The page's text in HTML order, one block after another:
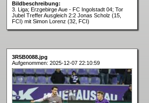
Bildbeschreibung:
3. Liga; Erzgebirge Aue - FC Ingolstadt 04; Tor
Jubel Treffer Ausgleich 2:2 Jonas Scholz (15,
FCI) mit Simon Lorenz (32, FCI)
3R5B0088.jpg
Aufgenommen: 2025-12-07 22:10:59